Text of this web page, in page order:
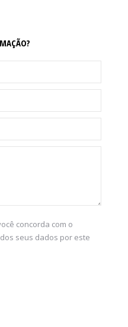
concorda com o
seus dados por este